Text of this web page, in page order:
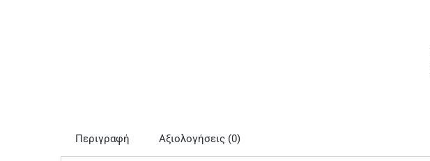
Περιγραφή Αξιολογήσεις (0)